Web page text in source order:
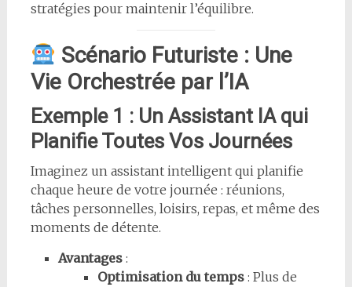
stratégies pour maintenir l’équilibre.
Scénario Futuriste : Une
Vie Orchestrée par l’IA
Exemple 1 : Un Assistant IA qui
Planifie Toutes Vos Journées
Imaginez un assistant intelligent qui planifie
chaque heure de votre journée : réunions,
tâches personnelles, loisirs, repas, et même des
moments de détente.
Avantages:
Optimisation du temps: Plus de